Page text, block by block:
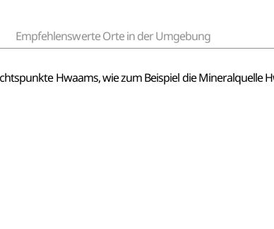
Empfehlenswerte Orte in der Umgebung
Hwaams, wie zum Beispiel die Mineralquelle